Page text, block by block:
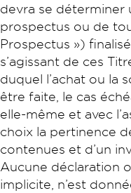
devra se déterminer
prospectus ou de
Prospectus »)
s’agissant de ces
duquel l’achat ou la
être faite, le cas
elle-même et avec
choix la pertinence
contenues et d’un
Aucune déclaration
implicite, n’est